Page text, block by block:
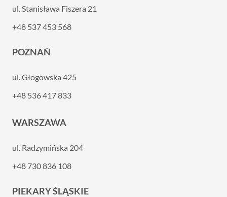
ul. Stanisława Fiszera 21
+48 537 453 568
POZNAŃ
ul. Głogowska 425
+48 536 417 833
WARSZAWA
ul. Radzymińska 204
+48 730 836 108
PIEKARY ŚLĄSKIE